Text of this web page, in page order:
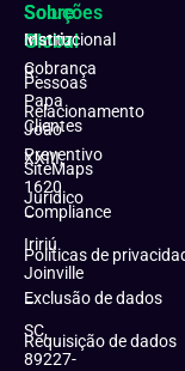
Matriz:
R.
Papa
João
XXIII,
1620
–
Iririú
Joinville
–
SC,
89227-
Soluções
Global
Cobrança
Relacionamento
Preventivo
Jurídico
Sobre
Institucional
Pessoas
Clientes
SiteMaps
Compliance
Políticas de
Exclusão de dados
Requisição de dados